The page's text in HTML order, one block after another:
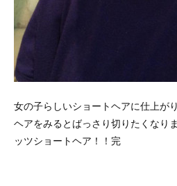
女の子らしいショートヘアに仕上が
ヘアをみるとばっさり切りたくなり
ッツショートヘア！！完